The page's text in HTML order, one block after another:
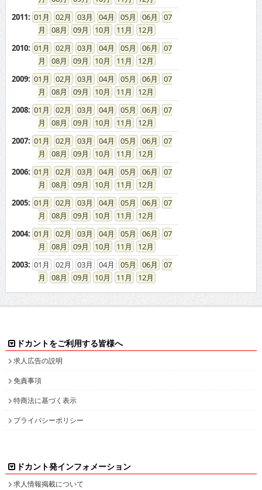
2011: 01 02 03 04 05 06
07
08
09 10 11
12
2010: 01 02 03 04 05 06
07
08
09 10 11
12
2009: 01 02 03 04 05 06
07
08
09 10 11
12
2008: 01 02 03 04 05 06
07
08
09 10 11
12
2007: 01 02 03 04 05 06
07
08
09 10 11
12
2006: 01 02 03 04 05 06
07
08
09 10 11
12
2005: 01 02 03 04 05 06
07
08
09 10 11
12
2004: 01 02 03 04 05 06
07
08
09 10 11
12
2003: 01 02 03 04 05 06
07
08
09 10 11 12
ドカントをご利用する皆様へ
求人広告の説明
免責事項
特商法に基づく表示
プライバシーポリシー
ドカント発インフォメーション
求人情報掲載について